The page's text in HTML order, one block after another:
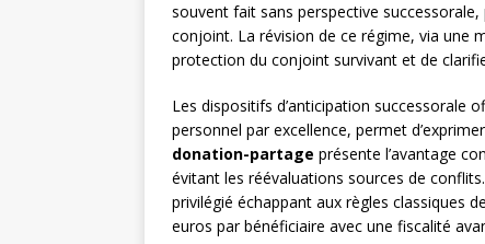
souvent fait sans perspective
conjoint. La révision de ce régime, via une
protection du conjoint survivant et de
Les dispositifs d’anticipation successorale
personnel par excellence, permet
donation-partage présente l’avantage
évitant les réévaluations sources de
privilégié échappant aux règles classiques
euros par bénéficiaire avec une fiscalité